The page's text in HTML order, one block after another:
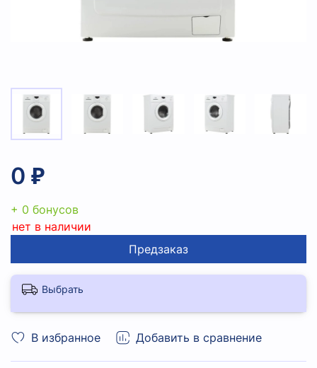
В избранное Добавить в сравнение
0 ₽
+ 0 бонусов
нет в наличии
Предзаказ
Выбрать